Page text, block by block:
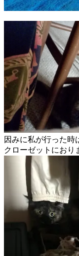
因みに私が行った時
クローゼットにおり